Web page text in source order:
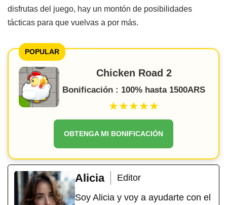
disfrutas del juego, hay un montón de posibilidades
tácticas para que vuelvas a por más.
POPULAR
Chicken Road 2
Bonificación : 100% hasta 1500ARS
★★★★★
OBTENGA MI BONIFICACIÓN
Alicia
Editor
Soy Alicia y voy a ayudarte con el